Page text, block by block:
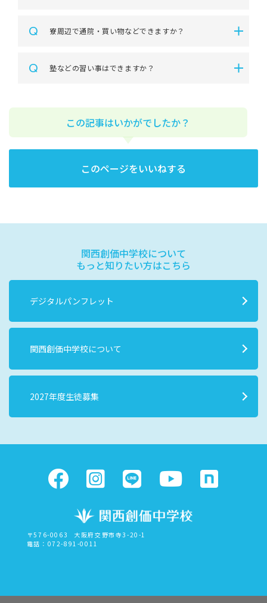
Q 寮周辺で通院・買い物などできますか？
Q 塾などの習い事はできますか？
この記事はいかがでしたか？
このページをいいねする
関西創価中学校について
もっと知りたい方はこちら
デジタルパンフレット
関西創価中学校について
2027年度生徒募集
〒576-0063
大阪府交野市寺3-20-1
電話：072-891-0011